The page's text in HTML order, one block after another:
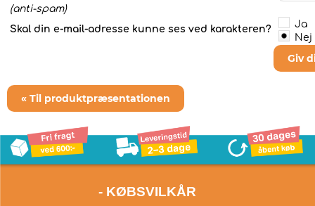
(anti-spam)
Skal din e-mail-adresse kunne ses ved karakteren?
Ja
Nej
Giv
« Til produktpræsentationen
- KØBSVILKÅR